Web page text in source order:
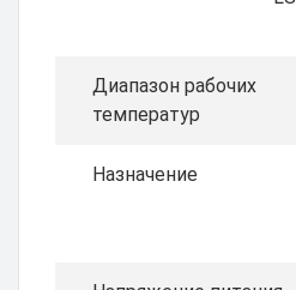
Диапазон рабочих
температур
Назначение